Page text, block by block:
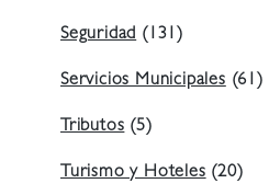
Seguridad (131)
Servicios Municipales (61)
Tributos (5)
Turismo y Hoteles (20)